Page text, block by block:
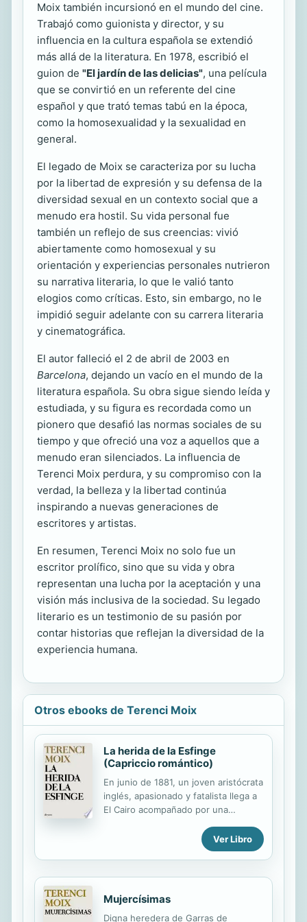
Moix también incursionó en el mundo del cine.
Trabajó como guionista y director, y su
influencia en la cultura española se extendió
más allá de la literatura. En 1978, escribió el
guion de "El jardín de las delicias", una película
que se convirtió en un referente del cine
español y que trató temas tabú en la época,
como la homosexualidad y la sexualidad en
general.
El legado de Moix se caracteriza por su lucha
por la libertad de expresión y su defensa de la
diversidad sexual en un contexto social que a
menudo era hostil. Su vida personal fue
también un reflejo de sus creencias: vivió
abiertamente como homosexual y su
orientación y experiencias personales nutrieron
su narrativa literaria, lo que le valió tanto
elogios como críticas. Esto, sin embargo, no le
impidió seguir adelante con su carrera literaria
y cinematográfica.
El autor falleció el 2 de abril de 2003 en
Barcelona, dejando un vacío en el mundo de la
literatura española. Su obra sigue siendo leída y
estudiada, y su figura es recordada como un
pionero que desafió las normas sociales de su
tiempo y que ofreció una voz a aquellos que a
menudo eran silenciados. La influencia de
Terenci Moix perdura, y su compromiso con la
verdad, la belleza y la libertad continúa
inspirando a nuevas generaciones de
escritores y artistas.
En resumen, Terenci Moix no solo fue un
escritor prolífico, sino que su vida y obra
representan una lucha por la aceptación y una
visión más inclusiva de la sociedad. Su legado
literario es un testimonio de su pasión por
contar historias que reflejan la diversidad de la
experiencia humana.
Otros ebooks de Terenci Moix
La herida de la Esfinge
(Capriccio romántico)
En junio de 1881, un joven aristócrata
inglés, apasionado y fatalista llega a
El Cairo acompañado por una
Enamorados ambos de la misma
mujer, se enfrentarán al impacto del
dramática el uno, caricaturesca la
otra. Cuando la gran esfinge de
Gizeh obra uno de los más
portentosos milagros jamás
Ver Libro
Mujercísimas
Digna heredera de Garras de